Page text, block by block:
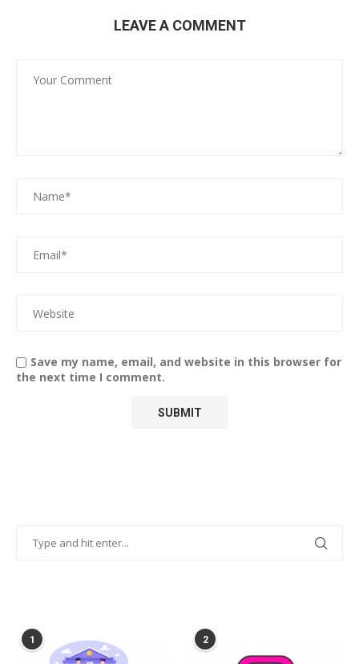
LEAVE A COMMENT
Save my name, email, and website in this browser for
the next time I comment.
1 2